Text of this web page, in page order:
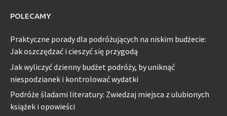
POLECAMY
Praktyczne porady dla podróżujących na niskim budżecie:
Jak oszczędzać i cieszyć się przygodą
Jak wyliczyć dzienny budżet podróży, by uniknąć
niespodzianek i kontrolować wydatki
Podróże śladami literatury: Zwiedzaj miejsca z ulubionych
książek i opowieści